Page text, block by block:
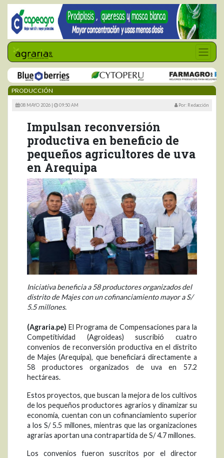
PRODUCCIÓN
08 MAYO 2026 | 09:50 AM Por: Redacción
Impulsan reconversión
productiva en beneficio de
pequeños agricultores de uva
en Arequipa
Iniciativa beneficia a 58 productores organizados del
distrito de Majes con un cofinanciamiento mayor a S/
5.5 millones.
(Agraria.pe) El Programa de Compensaciones para la
Competitividad (Agroideas) suscribió cuatro
convenios de reconversión productiva en el distrito
de Majes (Arequipa), que beneficiará directamente a
58 productores organizados de uva en 57.2
hectáreas.
Estos proyectos, que buscan la mejora de los cultivos
de los pequeños productores agrarios y dinamizar su
economía, cuentan con un cofinanciamiento superior
a los S/ 5.5 millones, mientras que las organizaciones
agrarias aportan una contrapartida de S/ 4.7 millones.
Los convenios fueron suscritos por el director